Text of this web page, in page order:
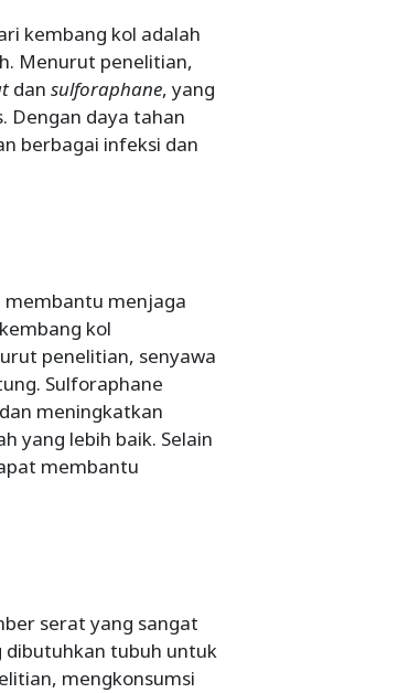
kembang kol adalah
Menurut penelitian,
dan sulforaphane, yang
Dengan daya tahan
berbagai infeksi dan
membantu menjaga
kol
penelitian, senyawa
Sulforaphane
meningkatkan
yang lebih baik. Selain
membantu
serat yang sangat
dibutuhkan tubuh untuk
mengkonsumsi